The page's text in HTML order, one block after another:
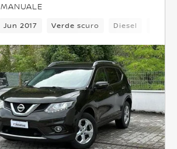
MANUALE
Jun 2017 Verde scuro Diesel